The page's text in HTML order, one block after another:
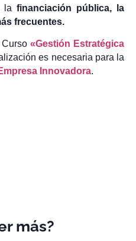
la financiación pública, la
frecuentes.
Curso«Gestión Estratégica
es necesaria para la
Innovadora.
más?